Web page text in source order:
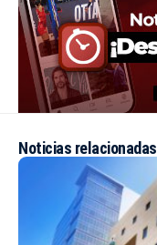
Noticias relacionadas